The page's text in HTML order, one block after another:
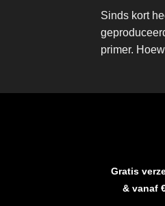
Sinds kort
primer.
Gratis
& vanaf